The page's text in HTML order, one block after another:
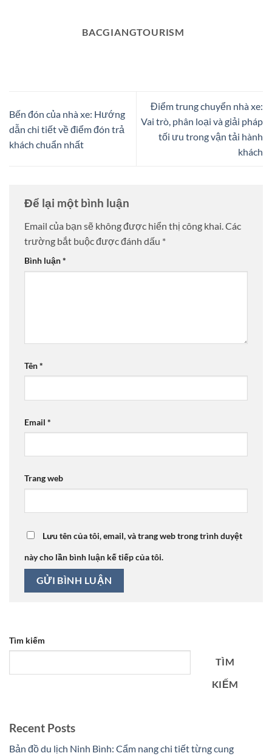
BACGIANGTOURISM
Bến đón của nhà xe: Hướng
dẫn chi tiết về điểm đón trả
khách chuẩn nhất
Điểm trung chuyển nhà xe:
Vai trò, phân loại và giải pháp
tối ưu trong vận tải hành
khách
Để lại một bình luận
Email của bạn sẽ không được hiển thị công khai.Các
trường bắt buộc được đánh dấu *
Bình luận*
Tên*
Email *
Trang web
Lưu tên của tôi, email, và trang web trong trình duyệt
này cho lần bình luận kế tiếp của tôi.
Tìm kiếm
TÌM
KIẾM
Recent Posts
Bản đồ du lịch Ninh Bình: Cẩm nang chi tiết từng cung